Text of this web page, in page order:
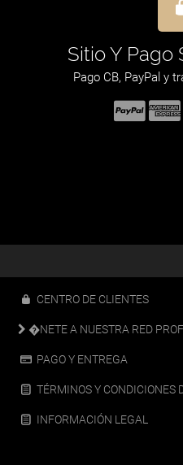
Sitio Y
Pago CB, PayPal y
CENTRO DE CLIENTES
�NETE A NUESTRA RED
PAGO Y ENTREGA
TÉRMINOS Y CONDICIONES
INFORMACIÓN LEGAL